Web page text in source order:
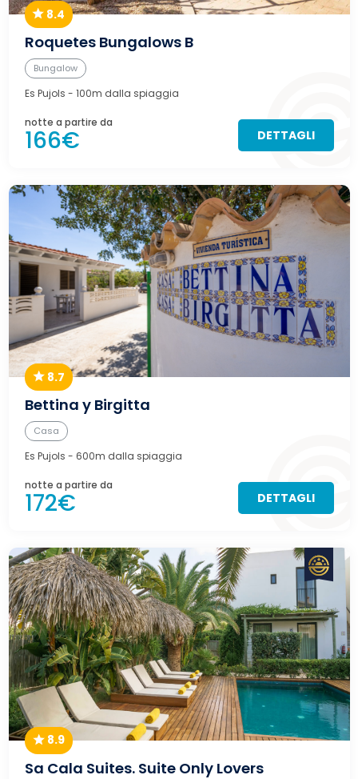
8.4
Roquetes Bungalows B
Bungalow
Es Pujols - 100m dalla spiaggia
notte a partire da
166€ DETTAGLI
8.7
Bettina y Birgitta
Casa
Es Pujols - 600m dalla spiaggia
notte a partire da
172€ DETTAGLI
8.9
Sa Cala Suites. Suite Only Lovers